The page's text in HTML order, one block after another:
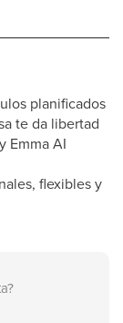
planificados
te da libertad
Emma AI
flexibles y